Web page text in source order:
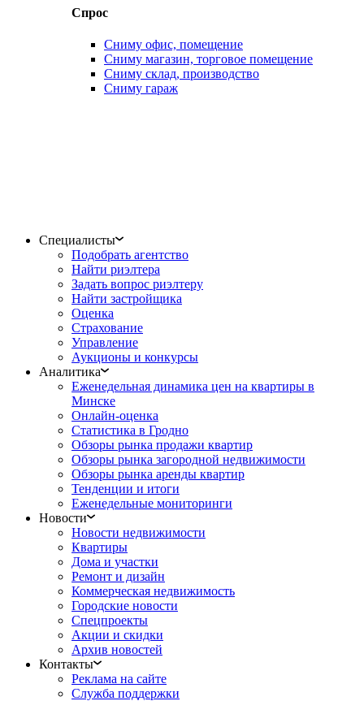
Спрос
Сниму офис, помещение
Сниму магазин, торговое помещение
Сниму склад, производство
Сниму гараж
Специалисты
Подобрать агентство
Найти риэлтера
Задать вопрос риэлтеру
Найти застройщика
Оценка
Страхование
Управление
Аукционы и конкурсы
Аналитика
Еженедельная динамика цен на квартиры в
Минске
Онлайн-оценка
Статистика в Гродно
Обзоры рынка продажи квартир
Обзоры рынка загородной недвижимости
Обзоры рынка аренды квартир
Тенденции и итоги
Еженедельные мониторинги
Новости
Новости недвижимости
Квартиры
Дома и участки
Ремонт и дизайн
Коммерческая недвижимость
Городские новости
Спецпроекты
Акции и скидки
Архив новостей
Контакты
Реклама на сайте
Служба поддержки